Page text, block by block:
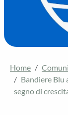
Home
Bandiere Blu
segno di